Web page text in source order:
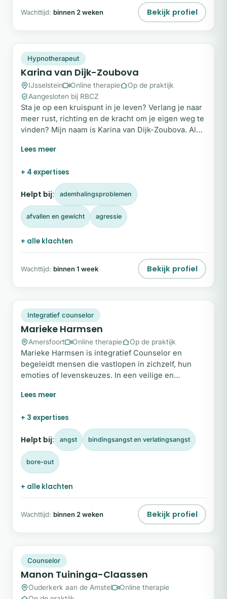
Wachttijd: binnen 2 weken Bekijk profiel
Snel beschikbaar
Hypnotherapeut
Karina van Dijk-Zoubova
IJsselstein Online therapie
Op de praktijk
Aangesloten bij RBCZ
Sta je op een kruispunt in je leven? Verlang je naar
meer rust, richting en de kracht om je eigen weg te
vinden? Mijn naam is Karina van Dijk-Zoubova. Als
therapeut help ik volwassenen en kinderen (vanaf 7
verbinding met zichzelf te herstellen.
+ 4 expertises
Helpt bij: ademhalingsproblemen
afvallen en gewicht agressie
+ alle klachten
Wachttijd: binnen 1 week Bekijk profiel
MH
Plek beschikbaar
Integratief counselor
Marieke Harmsen
Amersfoort Online therapie Op de praktijk
Marieke Harmsen is integratief Counselor en
begeleidt mensen die vastlopen in zichzelf, hun
emoties of levenskeuzes. In een veilige en
op een dieper niveau te onderzoeken, te ervaren
stappen te zetten die passen bij wie zij nu zijn. Wil
je weten wat ze voor jou kan betekenen? Neem
contact op via het contactformulier op deze pagina.
+ 3 expertises
Helpt bij: angst bindingsangst en verlatingsangst
bore-out
+ alle klachten
Wachttijd: binnen 2 weken Bekijk profiel
Snel beschikbaar
Counselor
Manon Tuininga-Claassen
Ouderkerk aan de Amstel
Online therapie